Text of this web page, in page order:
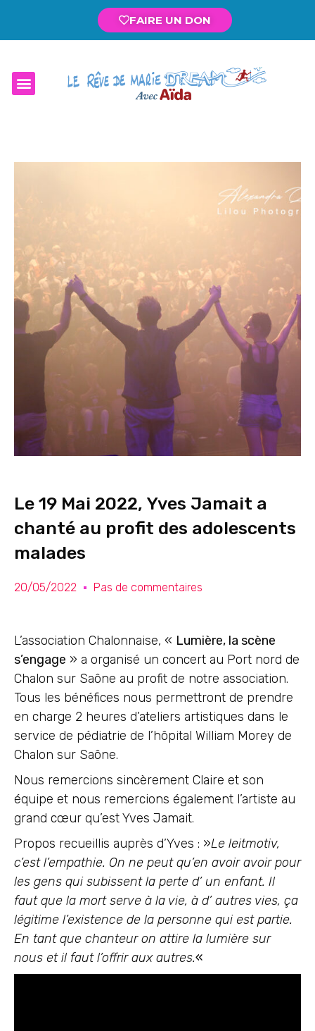
FAIRE UN DON
Le 19 Mai 2022, Yves Jamait a
chanté au profit des adolescents
malades
20/05/2022 Pas de commentaires
L’association Chalonnaise, « Lumière, la scène
s’engage » a organisé un concert au Port nord de
Chalon sur Saône au profit de notre association.
Tous les bénéfices nous permettront de prendre
en charge 2 heures d’ateliers artistiques dans le
service de pédiatrie de l’hôpital William Morey de
Chalon sur Saône.
Nous remercions sincèrement Claire et son
équipe et nous remercions également l’artiste au
grand cœur qu’est Yves Jamait.
Propos recueillis auprès d’Yves : »Le leitmotiv,
c’est l’empathie. On ne peut qu’en avoir avoir pour
les gens qui subissent la perte d’ un enfant. Il
faut que la mort serve à la vie, à d’ autres vies, ça
légitime l’existence de la personne qui est partie.
En tant que chanteur on attire la lumière sur
nous et il faut l’offrir aux autres.«